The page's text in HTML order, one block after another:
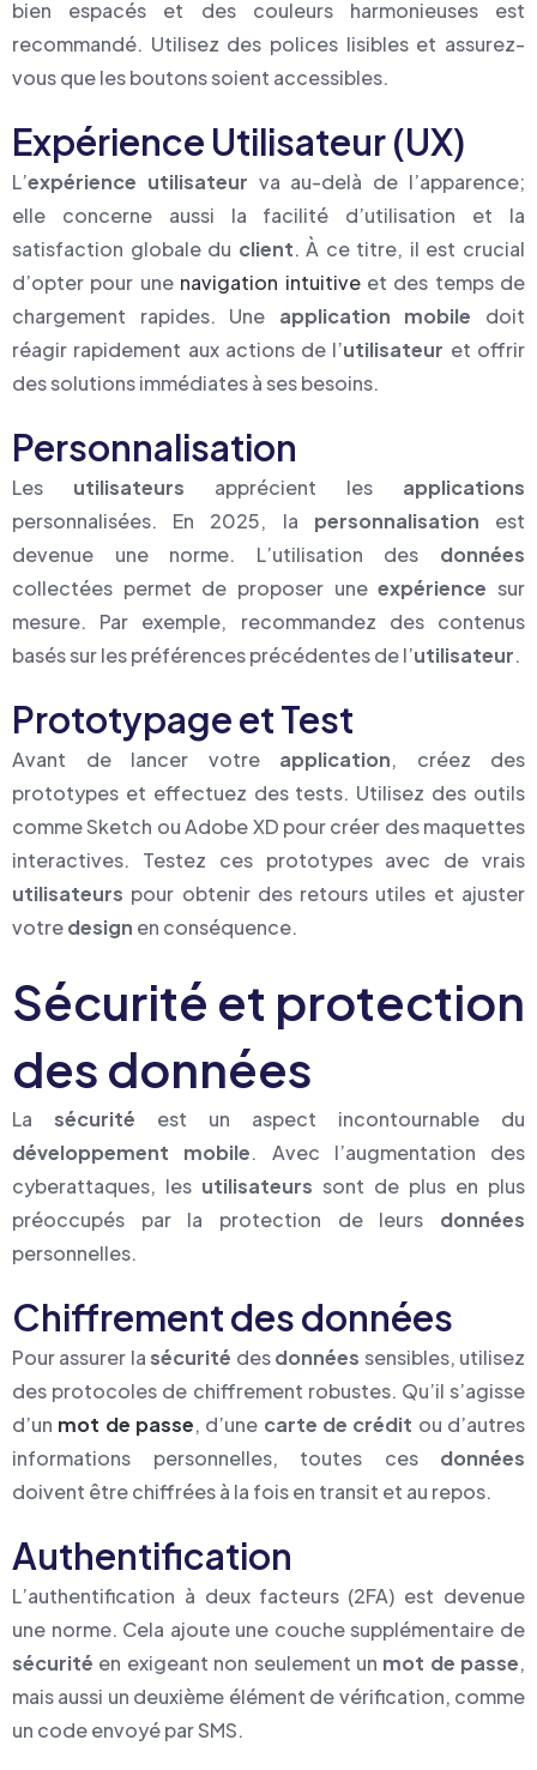
bien espacés et des couleurs harmonieuses est
recommandé. Utilisez des polices lisibles et assurez-
vous que les boutons soient accessibles.
Expérience Utilisateur (UX)
L’expérience utilisateur va au-delà de l’apparence;
elle concerne aussi la facilité d’utilisation et la
satisfaction globale du client. À ce titre, il est crucial
d’opter pour une navigation intuitiveet des temps de
chargement rapides. Une application mobile doit
réagir rapidement aux actions de l’utilisateur et offrir
des solutions immédiates à ses besoins.
Personnalisation
Les utilisateurs apprécient les applications
personnalisées. En 2025, la personnalisation est
devenue une norme. L’utilisation des données
collectées permet de proposer uneexpérience sur
mesure. Par exemple, recommandez des contenus
basés sur les préférences précédentes de l’utilisateur.
Prototypage et Test
Avant de lancer votre application, créez des
prototypes et effectuez des tests. Utilisez des outils
comme Sketch ou Adobe XD pour créer des maquettes
interactives. Testez ces prototypes avec de vrais
utilisateurs pour obtenir des retours utiles et ajuster
votredesign en conséquence.
Sécurité et protection
des données
La sécurité est un aspect incontournable du
développement mobile. Avec l’augmentation des
cyberattaques, les utilisateurs sont de plus en plus
préoccupés par la protection de leurs données
personnelles.
Chiffrement des données
Pour assurer lasécurité desdonnées sensibles, utilisez
des protocoles de chiffrement robustes. Qu’il s’agisse
d’un mot de passe, d’une carte de crédit ou d’autres
informations personnelles, toutes ces données
doivent être chiffrées à la fois en transit et au repos.
Authentification
L’authentification à deux facteurs (2FA) est devenue
une norme. Cela ajoute une couche supplémentaire de
sécurité en exigeant non seulement un mot de passe,
mais aussi un deuxième élément de vérification, comme
un code envoyé par SMS.